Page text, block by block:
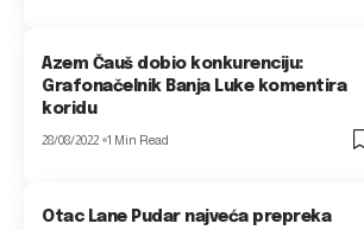
Azem Čauš dobio konkurenciju:
Grafonačelnik Banja Luke komentira
koridu
28/08/2022 1 Min Read
Otac Lane Pudar najveća prepreka